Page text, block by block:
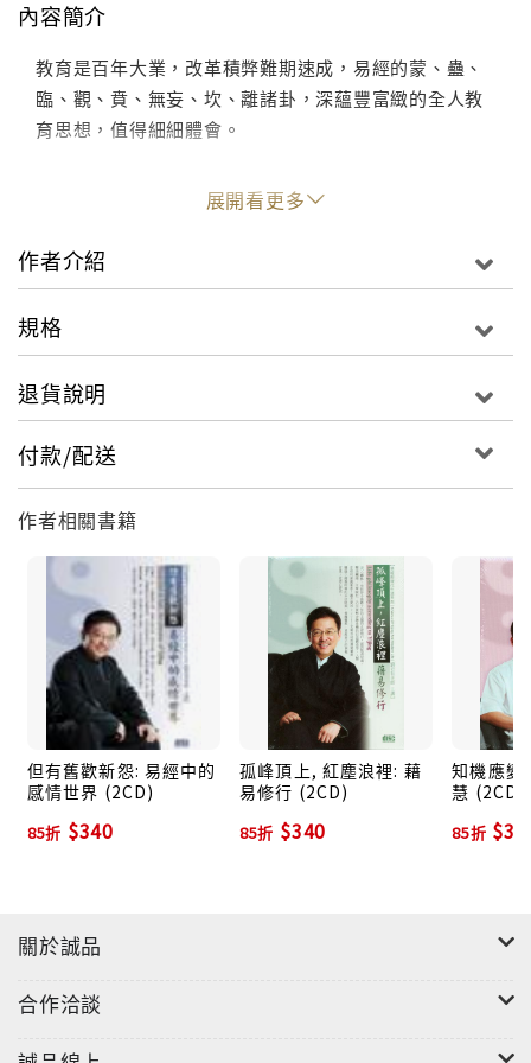
內容簡介
教育是百年大業，改革積弊難期速成，易經的蒙、蠱、
臨、觀、賁、無妄、坎、離諸卦，深蘊豐富緻的全人教
育思想，值得細細體會。
展開看更多
作者介紹
規格
退貨說明
付款/配送
作者相關書籍
但有舊歡新怨: 易經中的
感情世界 (2CD)
85折 $340
孤峰頂上, 紅塵浪裡: 藉
易修行 (2CD)
85折 $340
知機應變
慧 (2CD)
85折
關於誠品
合作洽談